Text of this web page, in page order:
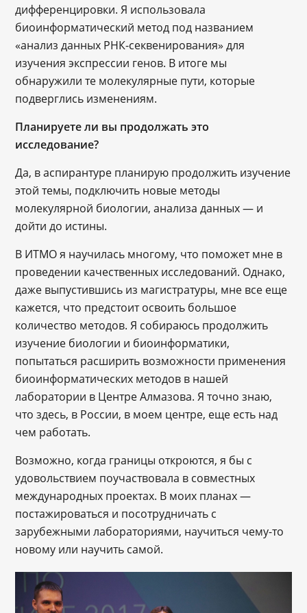
дифференцировки. Я использовала
биоинформатический метод под названием
«анализ данных РНК-секвенирования» для
изучения экспрессии генов. В итоге мы
обнаружили те молекулярные пути, которые
подверглись изменениям.
Планируете ли вы продолжать это
исследование?
Да, в аспирантуре планирую продолжить изучение
этой темы, подключить новые методы
молекулярной биологии, анализа данных — и
дойти до истины.
В ИТМО я научилась многому, что поможет мне в
проведении качественных исследований. Однако,
даже выпустившись из магистратуры, мне все еще
кажется, что предстоит освоить большое
количество методов. Я собираюсь продолжить
изучение биологии и биоинформатики,
попытаться расширить возможности применения
биоинформатических методов в нашей
лаборатории в Центре Алмазова. Я точно знаю,
что здесь, в России, в моем центре, еще есть над
чем работать.
Возможно, когда границы откроются, я бы с
удовольствием поучаствовала в совместных
международных проектах. В моих планах —
постажироваться и посотрудничать с
зарубежными лабораториями, научиться чему-то
новому или научить самой.